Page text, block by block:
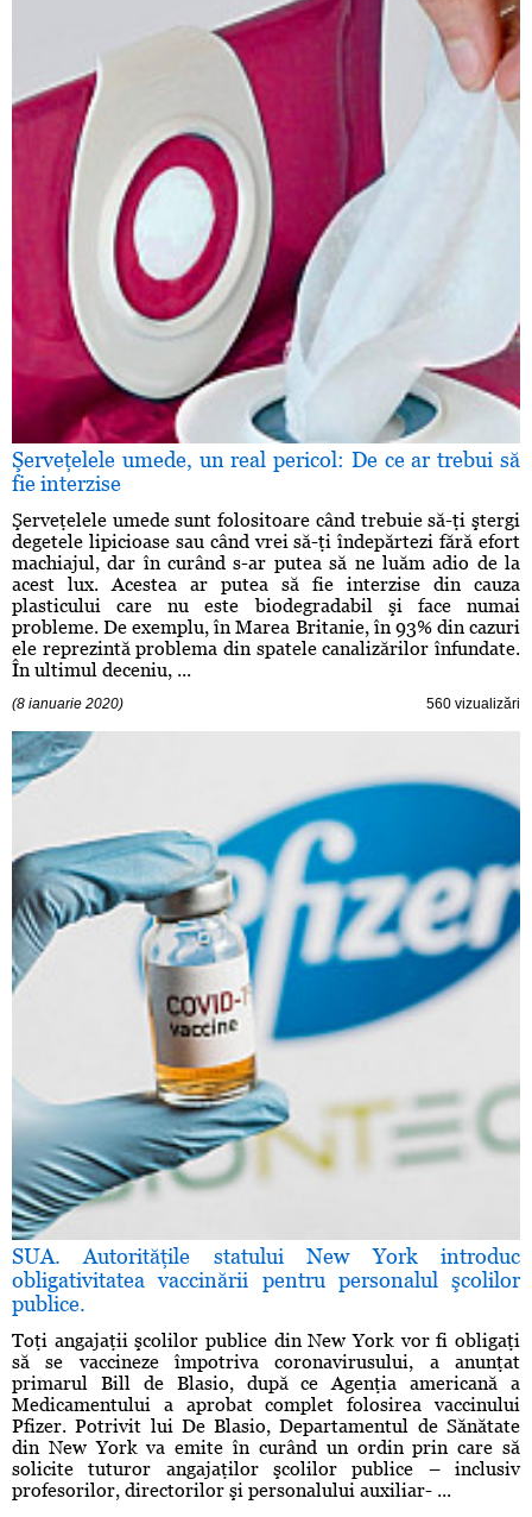
Şerveţelele umede, un real pericol: De ce ar trebui să
fie interzise
Şerveţelele umede sunt folositoare când trebuie să-ţi ştergi
degetele lipicioase sau când vrei să-ţi îndepărtezi fără efort
machiajul, dar în curând s-ar putea să ne luăm adio de la
acest lux. Acestea ar putea să fie interzise din cauza
plasticului care nu este biodegradabil şi face numai
probleme. De exemplu, în Marea Britanie, în 93% din cazuri
ele reprezintă problema din spatele canalizărilor înfundate.
În ultimul deceniu, ...
(8 ianuarie 2020) 560 vizualizări
SUA. Autorităţile statului New York introduc
obligativitatea vaccinării pentru personalul şcolilor
publice.
Toţi angajaţii şcolilor publice din New York vor fi obligaţi
să se vaccineze împotriva coronavirusului, a anunţat
primarul Bill de Blasio, după ce Agenţia americană a
Medicamentului a aprobat complet folosirea vaccinului
Pfizer. Potrivit lui De Blasio, Departamentul de Sănătate
din New York va emite în curând un ordin prin care să
solicite tuturor angajaţilor şcolilor publice – inclusiv
profesorilor, directorilor şi personalului auxiliar- ...